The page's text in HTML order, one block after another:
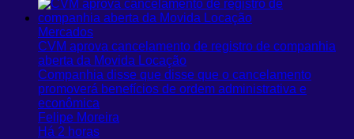
Mercados
CVM aprova cancelamento de registro de companhia
aberta da Movida Locação
Companhia disse que disse que o cancelamento
promoverá benefícios de ordem administrativa e
econômica
Felipe Moreira
Há 2 horas